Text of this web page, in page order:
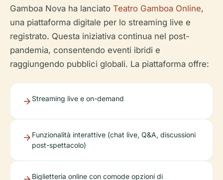
Gamboa Nova ha lanciato Teatro Gamboa Online,
una piattaforma digitale per lo streaming live e
registrato. Questa iniziativa continua nel post-
pandemia, consentendo eventi ibridi e
raggiungendo pubblici globali. La piattaforma offre:
Streaming live e on-demand
Funzionalità interattive (chat live, Q&A, discussioni
post-spettacolo)
Biglietteria online con comode opzioni di